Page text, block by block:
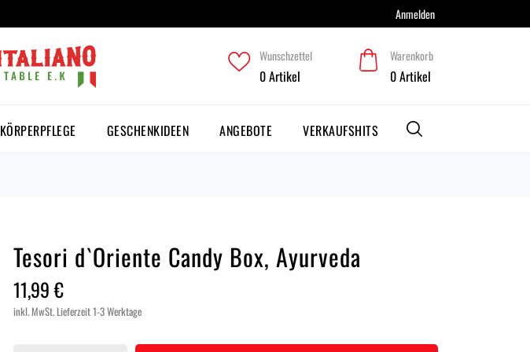
Anmelden
Wunschzettel
0Artikel
Warenkorb
0Artikel
KÖRPERPFLEGE GESCHENKIDEEN ANGEBOTE VERKAUFSHITS
Tesori d`Oriente Candy Box, Ayurveda
11,99 €
inkl. MwSt.Lieferzeit 1-3 Werktage